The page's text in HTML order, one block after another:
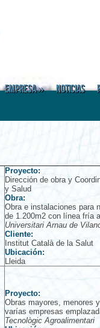
Empresa» Noticias
Proyecto:
Dirección de obra y
y Salud
Obra:
Obra e instalaciones para
de 1.200m2 con línea fría
Universitari Arnau de
Cliente:
Institut Català de la Salut
Ubicación:
Lleida
Proyecto:
Obras mayores, menores
varías empresas
Tecnològic Agroalimentari